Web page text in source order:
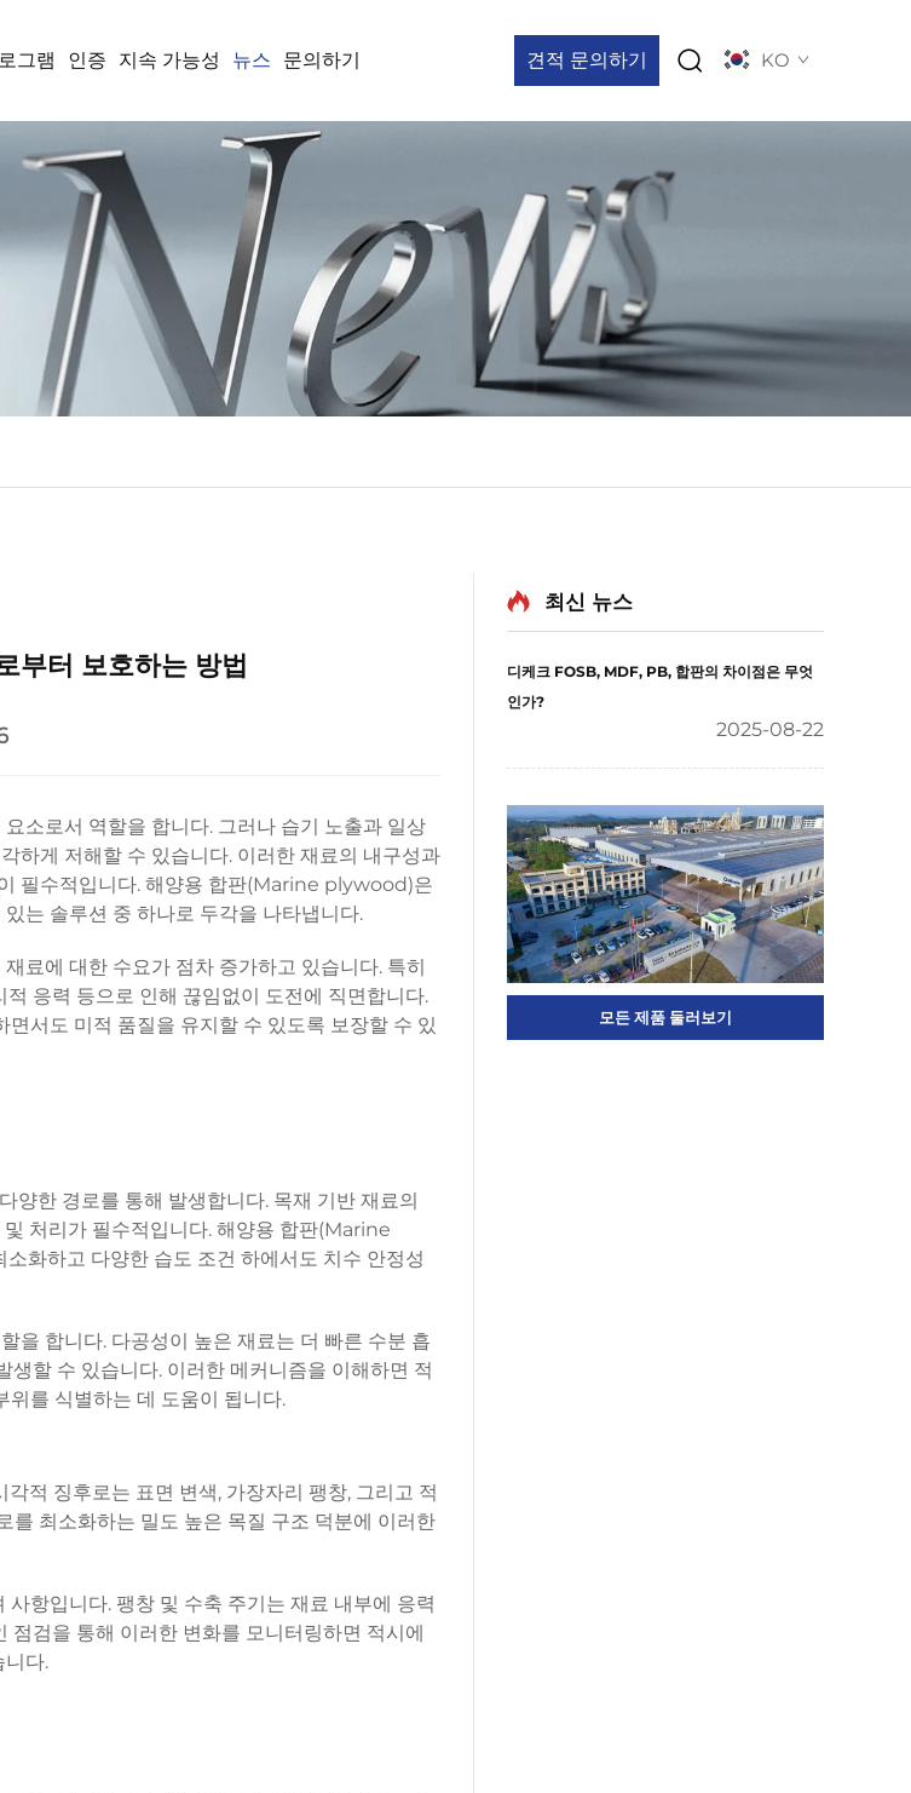
그램 인증 지속 가능성 뉴스 문의하기 견적 문의하기 KO
부터 보호하는 방법
소로서 역할을 합니다. 그러나 습기 노출과 일상
하게 저해할 수 있습니다. 이러한 재료의 내구성과
필수적입니다. 해양용 합판(Marine plywood)은
는 솔루션 중 하나로 두각을 나타냅니다.
료에 대한 수요가 점차 증가하고 있습니다. 특히
응력 등으로 인해 끊임없이 도전에 직면합니다.
서도 미적 품질을 유지할 수 있도록 보장할 수 있
양한 경로를 통해 발생합니다. 목재 기반 재료의
처리가 필수적입니다. 해양용 합판(Marine
화하고 다양한 습도 조건 하에서도 치수 안정성
을 합니다. 다공성이 높은 재료는 더 빠른 수분 흡
할 수 있습니다. 이러한 메커니즘을 이해하면 적
위를 식별하는 데 도움이 됩니다.
적 징후로는 표면 변색, 가장자리 팽창, 그리고 적
를 최소화하는 밀도 높은 목질 구조 덕분에 이러한
항입니다. 팽창 및 수축 주기는 재료 내부에 응력
점검을 통해 이러한 변화를 모니터링하면 적시에
니다.
최신 뉴스
디케크 FOSB, MDF, PB, 합판의 차이점은 무엇
인가?
2025-08-22
모든 제품 둘러보기